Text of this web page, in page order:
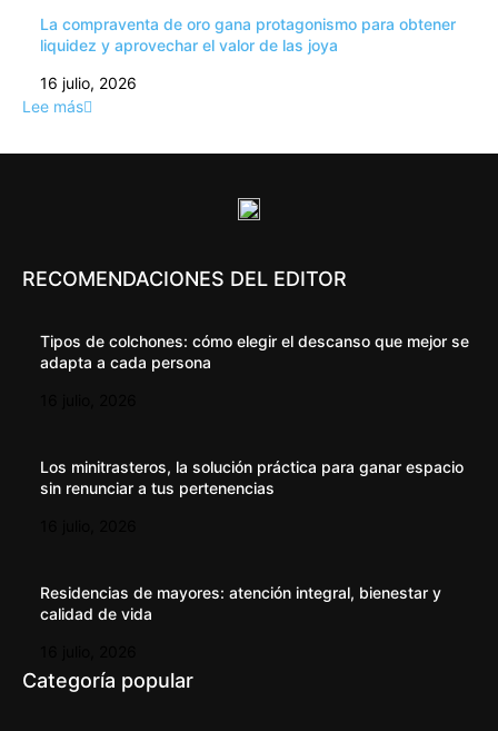
La compraventa de oro gana protagonismo para obtener
liquidez y aprovechar el valor de las joya
16 julio, 2026
Lee más
RECOMENDACIONES DEL EDITOR
Tipos de colchones: cómo elegir el descanso que mejor se
adapta a cada persona
Los minitrasteros, la solución práctica para ganar espacio
sin renunciar a tus pertenencias
Residencias de mayores: atención integral, bienestar y
calidad de vida
Categoría popular